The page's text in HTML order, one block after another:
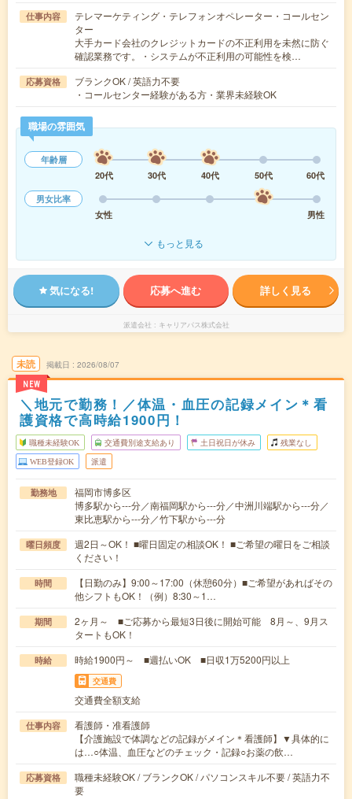
仕事内容
テレマーケティング・テレフォンオペレーター・コールセン
ター
大手カード会社のクレジットカードの不正利用を未然に防ぐ
確認業務です。・システムが不正利用の可能性を検…
応募資格
ブランクOK / 英語力不要
・コールセンター経験がある方・業界未経験OK
職場の雰囲気
年齢層
20代
30代 40代 50代
60代
男女比率
女性
男性
もっと見る
気になる! 応募へ進む 詳しく見る
派遣会社 キャリアパス株式会社
未読
NEW
掲載日 2026/08/07
＼地元で勤務！／体温・血圧の記録メイン＊看
護資格で高時給1900円！
職種未経験OK 交通費別途支給あり 土日祝日が休み 残業なし
WEB登録OK 派遣
勤務地
福岡市博多区
博多駅から---分／南福岡駅から---分／中洲川端駅から---分／
東比恵駅から---分／竹下駅から---分
曜日頻度
週2日～OK！ ■曜日固定の相談OK！ ■ご希望の曜日をご相談
ください！
時間
【日勤のみ】9:00～17:00（休憩60分）■ご希望があればその
他シフトもOK！（例）8:30～1…
期間
2ヶ月～ ■ご応募から最短3日後に開始可能 8月～、9月ス
タートもOK！
時給 時給1900円～ ■週払いOK ■日収1万5200円以上
交通費
交通費全額支給
仕事内容
看護師・准看護師
【介護施設で体調などの記録がメイン＊看護師】▼具体的に
は…○体温、血圧などのチェック・記録○お薬の飲…
応募資格
職種未経験OK / ブランクOK / パソコンスキル不要 / 英語力不
要